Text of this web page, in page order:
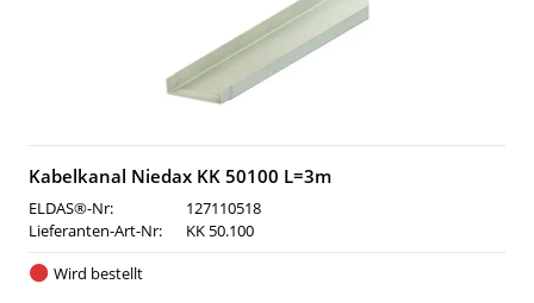
Kabelkanal Niedax KK 50100 L=3m
ELDAS®-Nr:
127110518
Lieferanten-Art-Nr:
KK 50.100
Wird bestellt